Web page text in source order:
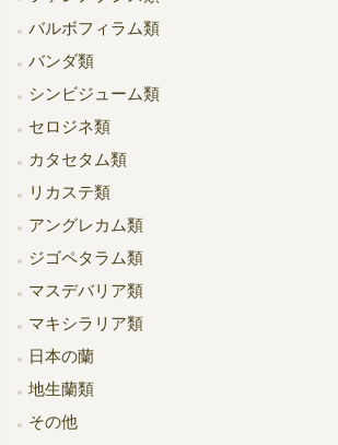
バルボフィラム類
バンダ類
シンビジューム類
セロジネ類
カタセタム類
リカステ類
アングレカム類
ジゴペタラム類
マスデバリア類
マキシラリア類
日本の蘭
地生蘭類
その他